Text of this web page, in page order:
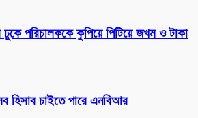
ঢুকে পরিচালককে কুপিয়ে পিটিয়ে জখম ও টাকা
চাইতে পারে এনবিআর